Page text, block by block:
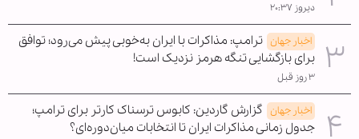
دیروز ۲۰:۳۷
اخبار جهان ترامپ: مذاکرات با ایران به‌خوبی پیش می‌رود؛ توافق
برای بازگشایی تنگه هرمز نزدیک است!
۳ روز قبل
اخبار جهان گزارش گاردین: کابوس ترسناک کارتر برای ترامپ؛
جدول زمانی مذاکرات ایران تا انتخابات میان‌دوره‌ای؟